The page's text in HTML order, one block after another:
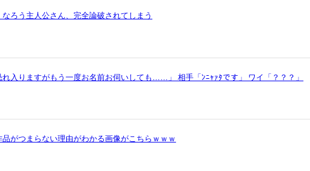
なろう主人公さん、完全論破されてしまう
れ入りますがもう一度お名前お伺いしても……」 相手「ﾝﾆｬｧﾀです」 ワイ「？？？」
品がつまらない理由がわかる画像がこちらｗｗｗ